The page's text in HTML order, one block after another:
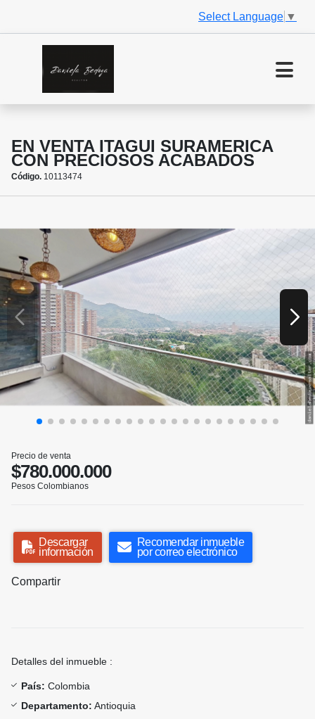
Select Language ▼
EN VENTA ITAGUI SURAMERICA
CON PRECIOSOS ACABADOS
Código. 10113474
Precio de venta
$780.000.000
Pesos Colombianos
Descargar
información
Recomendar inmueble
por correo electrónico
Compartir
Detalles del inmueble :
País: Colombia
Departamento: Antioquia